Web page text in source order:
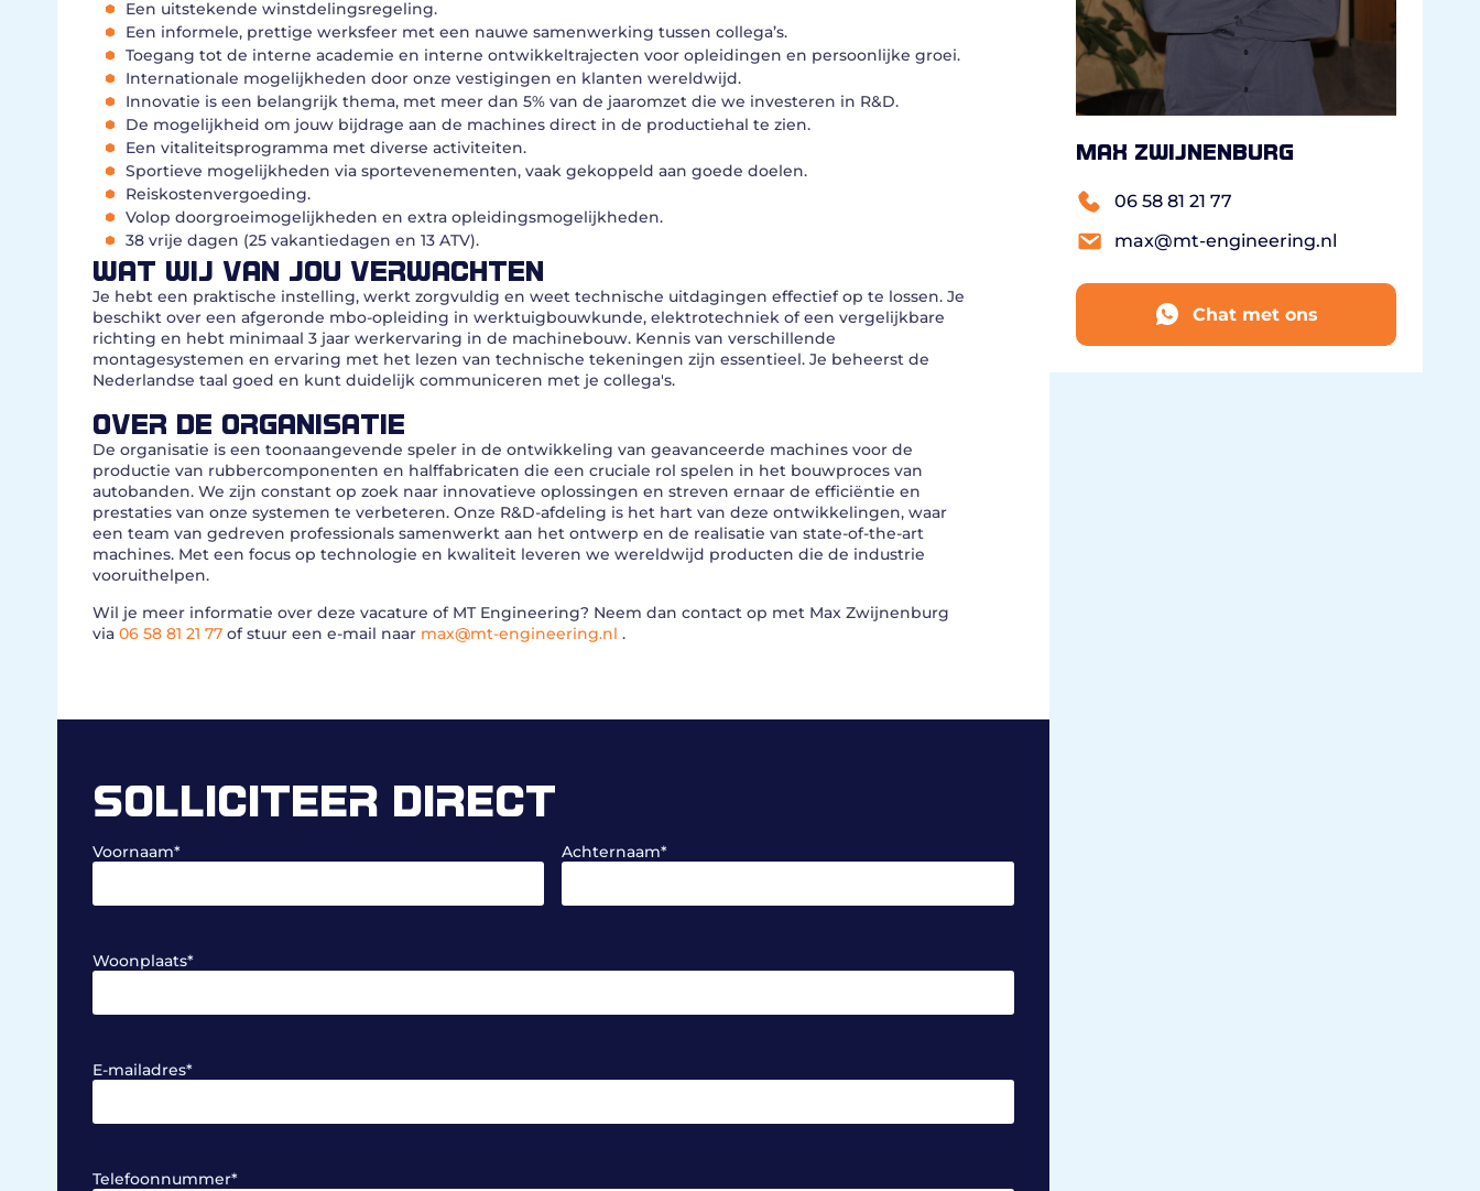
Een uitstekende winstdelingsregeling.
Een informele, prettige werksfeer met een nauwe samenwerking tussen collega’s.
Toegang tot de interne academie en interne ontwikkeltrajecten voor opleidingen en persoonlijke groei.
Internationale mogelijkheden door onze vestigingen en klanten wereldwijd.
Innovatie is een belangrijk thema, met meer dan 5% van de jaaromzet die we investeren in R&D.
De mogelijkheid om jouw bijdrage aan de machines direct in de productiehal te zien.
Een vitaliteitsprogramma met diverse activiteiten.
Sportieve mogelijkheden via sportevenementen, vaak gekoppeld aan goede doelen.
Reiskostenvergoeding.
Volop doorgroeimogelijkheden en extra opleidingsmogelijkheden.
38 vrije dagen (25 vakantiedagen en 13 ATV).
WAT WIJ VAN JOU VERWACHTEN
Je hebt een praktische instelling, werkt zorgvuldig en weet technische uitdagingen effectief op te lossen. Je
beschikt over een afgeronde mbo-opleiding in werktuigbouwkunde, elektrotechniek of een vergelijkbare
richting en hebt minimaal 3 jaar werkervaring in de machinebouw. Kennis van verschillende
montagesystemen en ervaring met het lezen van technische tekeningen zijn essentieel. Je beheerst de
Nederlandse taal goed en kunt duidelijk communiceren met je collega's.
OVER DE ORGANISATIE
De organisatie is een toonaangevende speler in de ontwikkeling van geavanceerde machines voor de
productie van rubbercomponenten en halffabricaten die een cruciale rol spelen in het bouwproces van
autobanden. We zijn constant op zoek naar innovatieve oplossingen en streven ernaar de efficiëntie en
prestaties van onze systemen te verbeteren. Onze R&D-afdeling is het hart van deze ontwikkelingen, waar
een team van gedreven professionals samenwerkt aan het ontwerp en de realisatie van state-of-the-art
machines. Met een focus op technologie en kwaliteit leveren we wereldwijd producten die de industrie
vooruithelpen.
Wil je meer informatie over deze vacature of MT Engineering? Neem dan contact op met Max Zwijnenburg
via 06 58 81 21 77 of stuur een e-mail naar max@mt-engineering.nl .
SOLLICITEER DIRECT
Voornaam* Achternaam*
Woonplaats*
E-mailadres*
Telefoonnummer*
Max Zwijnenburg
06 58 81 21 77
max@mt-engineering.nl
Chat met ons